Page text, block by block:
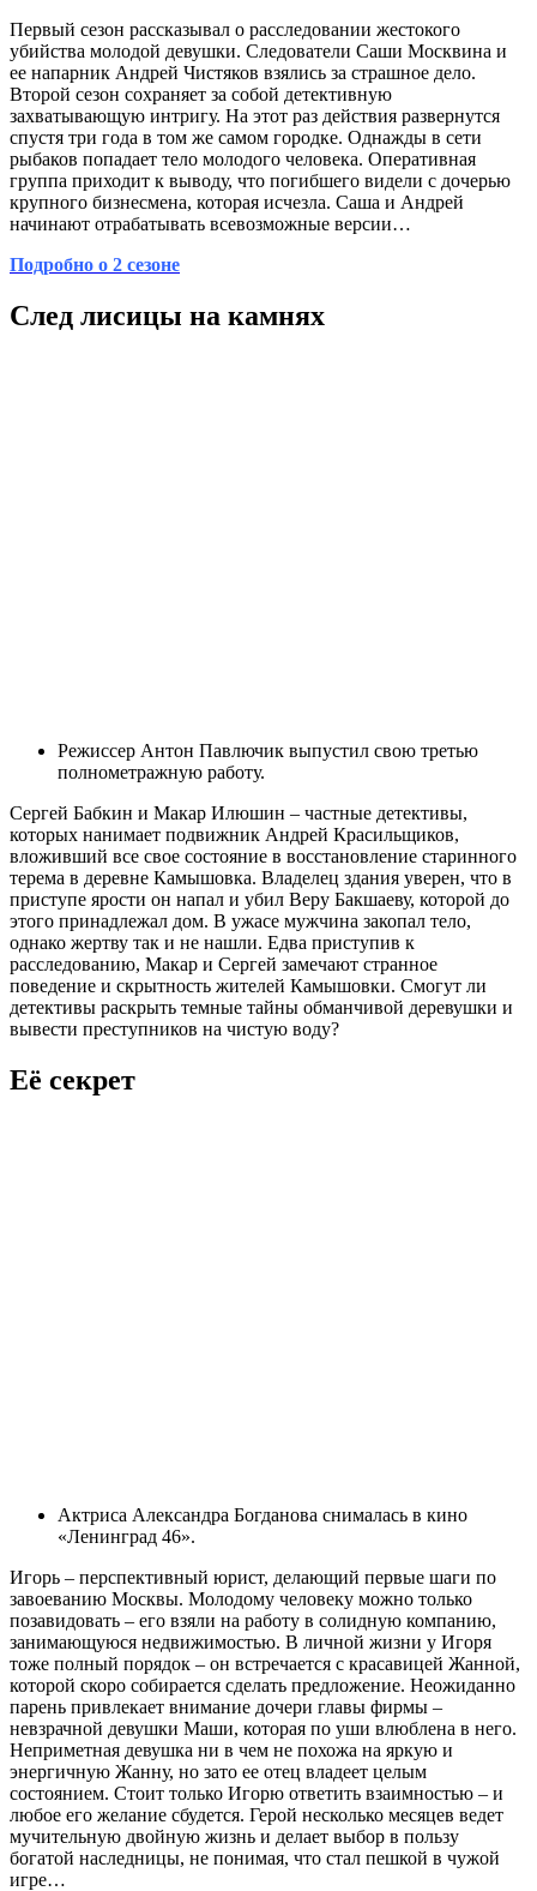
Первый сезон рассказывал о расследовании жестокого
убийства молодой девушки. Следователи Саши Москвина и
ее напарник Андрей Чистяков взялись за страшное дело.
Второй сезон сохраняет за собой детективную
захватывающую интригу. На этот раз действия развернутся
спустя три года в том же самом городке. Однажды в сети
рыбаков попадает тело молодого человека. Оперативная
группа приходит к выводу, что погибшего видели с дочерью
крупного бизнесмена, которая исчезла. Саша и Андрей
начинают отрабатывать всевозможные версии…
Подробно о 2 сезоне
След лисицы на камнях
Режиссер Антон Павлючик выпустил свою третью
полнометражную работу.
Сергей Бабкин и Макар Илюшин – частные детективы,
которых нанимает подвижник Андрей Красильщиков,
вложивший все свое состояние в восстановление старинного
терема в деревне Камышовка. Владелец здания уверен, что в
приступе ярости он напал и убил Веру Бакшаеву, которой до
этого принадлежал дом. В ужасе мужчина закопал тело,
однако жертву так и не нашли. Едва приступив к
расследованию, Макар и Сергей замечают странное
поведение и скрытность жителей Камышовки. Смогут ли
детективы раскрыть темные тайны обманчивой деревушки и
вывести преступников на чистую воду?
Её секрет
Актриса Александра Богданова снималась в кино
«Ленинград 46».
Игорь – перспективный юрист, делающий первые шаги по
завоеванию Москвы. Молодому человеку можно только
позавидовать – его взяли на работу в солидную компанию,
занимающуюся недвижимостью. В личной жизни у Игоря
тоже полный порядок – он встречается с красавицей Жанной,
которой скоро собирается сделать предложение. Неожиданно
парень привлекает внимание дочери главы фирмы –
невзрачной девушки Маши, которая по уши влюблена в него.
Неприметная девушка ни в чем не похожа на яркую и
энергичную Жанну, но зато ее отец владеет целым
состоянием. Стоит только Игорю ответить взаимностью – и
любое его желание сбудется. Герой несколько месяцев ведет
мучительную двойную жизнь и делает выбор в пользу
богатой наследницы, не понимая, что стал пешкой в чужой
игре…